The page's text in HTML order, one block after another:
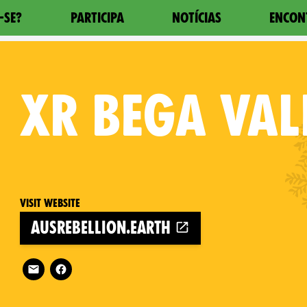
SE? PARTICIPA NOTÍCIAS
XR BEGA
Visit website
ausrebellion.earth
Follow XR Bega Valley on